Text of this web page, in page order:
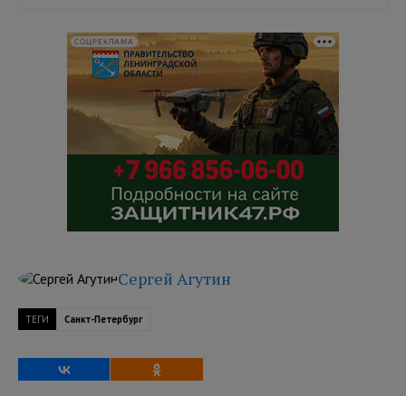
СОЦРЕКЛАМА
Сергей Агутин
ТЕГИ Санкт-Петербург